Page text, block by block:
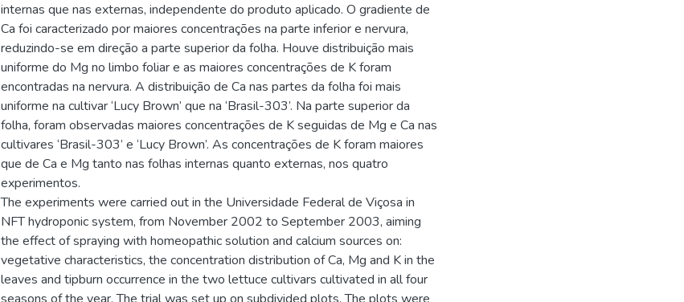
internas que nas externas, independente do produto aplicado. O gradiente de
Ca foi caracterizado por maiores concentrações na parte inferior e nervura,
reduzindo-se em direção a parte superior da folha. Houve distribuição mais
uniforme do Mg no limbo foliar e as maiores concentrações de K foram
encontradas na nervura. A distribuição de Ca nas partes da folha foi mais
uniforme na cultivar ‘Lucy Brown’ que na ‘Brasil-303’. Na parte superior da
folha, foram observadas maiores concentrações de K seguidas de Mg e Ca nas
cultivares ‘Brasil-303’ e ‘Lucy Brown’. As concentrações de K foram maiores
que de Ca e Mg tanto nas folhas internas quanto externas, nos quatro
experimentos.
The experiments were carried out in the Universidade Federal de Viçosa in
NFT hydroponic system, from November 2002 to September 2003, aiming
the effect of spraying with homeopathic solution and calcium sources on:
vegetative characteristics, the concentration distribution of Ca, Mg and K in the
leaves and tipburn occurrence in the two lettuce cultivars cultivated in all four